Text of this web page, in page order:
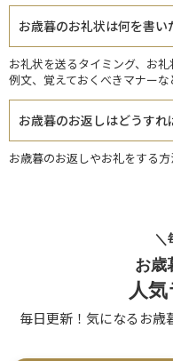
お歳暮のお礼状は何を書い
お礼状を送るタイミング、お
例文、覚えておくべきマナーな
お歳暮のお返しはどうすれ
お歳暮のお返しやお礼をする方
＼
お歳
人
毎日更新！気になるお歳